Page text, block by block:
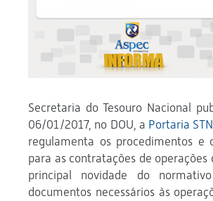
Secretaria do Tesouro Nacional
06/01/2017, no DOU, a Portaria
regulamenta os procedimentos e
para as contratações de operações
principal novidade do
documentos necessários às